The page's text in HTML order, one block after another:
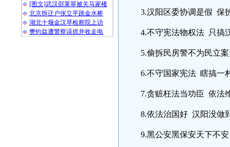
[图文]武汉邵莱翠被关马家楼
北京拆迁户张立平跳金水桥
湖北十堰金汉琴检察院上访
樊钧益遭警察误抓并收走电
3.汉阳区委协调是假 保
4.不守宪法物权法 只搞
5.偷拆民房警不为民立
6.不守国家宪法 瞎搞一
7.贪赃枉法当功臣 依法
8.依法治国好 汉阳没做
9.黑公安黑保安天下不